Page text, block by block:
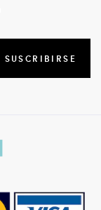
SUSCRIBIRSE